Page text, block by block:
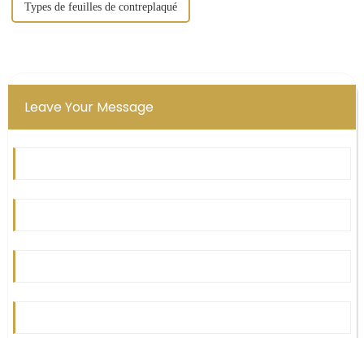
Types de feuilles de contreplaqué
Leave Your Message